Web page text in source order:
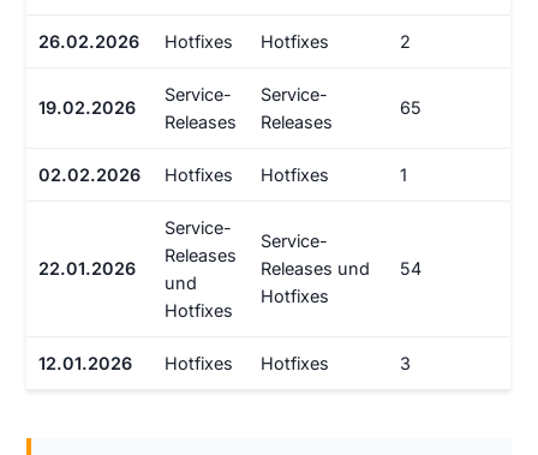
26.02.2026 Hotfixes Hotfixes 2
19.02.2026
Service-
Releases
Service-
Releases
65
02.02.2026 Hotfixes Hotfixes 1
22.01.2026
Service-
Releases
und
Hotfixes
Service-
Releases und
Hotfixes
54
12.01.2026 Hotfixes Hotfixes 3